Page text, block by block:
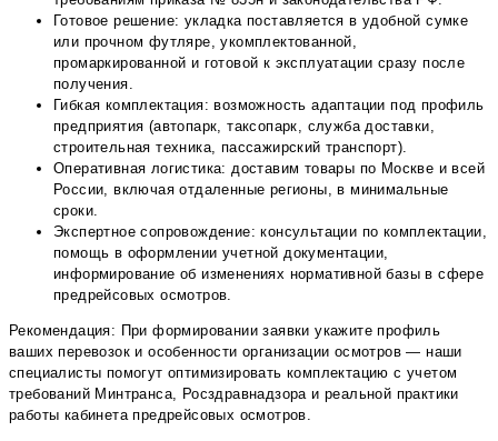
Готовое решение: укладка поставляется в удобной сумке
или прочном футляре, укомплектованной,
промаркированной и готовой к эксплуатации сразу после
получения.
Гибкая комплектация: возможность адаптации под профиль
предприятия (автопарк, таксопарк, служба доставки,
строительная техника, пассажирский транспорт).
Оперативная логистика: доставим товары по Москве и всей
России, включая отдаленные регионы, в минимальные
сроки.
Экспертное сопровождение: консультации по комплектации,
помощь в оформлении учетной документации,
информирование об изменениях нормативной базы в сфере
предрейсовых осмотров.
Рекомендация: При формировании заявки укажите профиль
ваших перевозок и особенности организации осмотров — наши
специалисты помогут оптимизировать комплектацию с учетом
требований Минтранса, Росздравнадзора и реальной практики
работы кабинета предрейсовых осмотров.